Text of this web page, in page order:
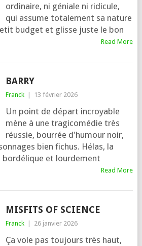
ordinaire, ni géniale ni ridicule,
qui assume totalement sa nature
budget et glisse juste le bon
Read More
BARRY
Franck 13 février 2026
Un point de départ incroyable
mène à une tragicomédie très
réussie, bourrée d'humour noir,
bien fichus. Hélas, la
bordélique et lourdement
Read More
MISFITS OF SCIENCE
Franck 26 janvier 2026
Ça vole pas toujours très haut,